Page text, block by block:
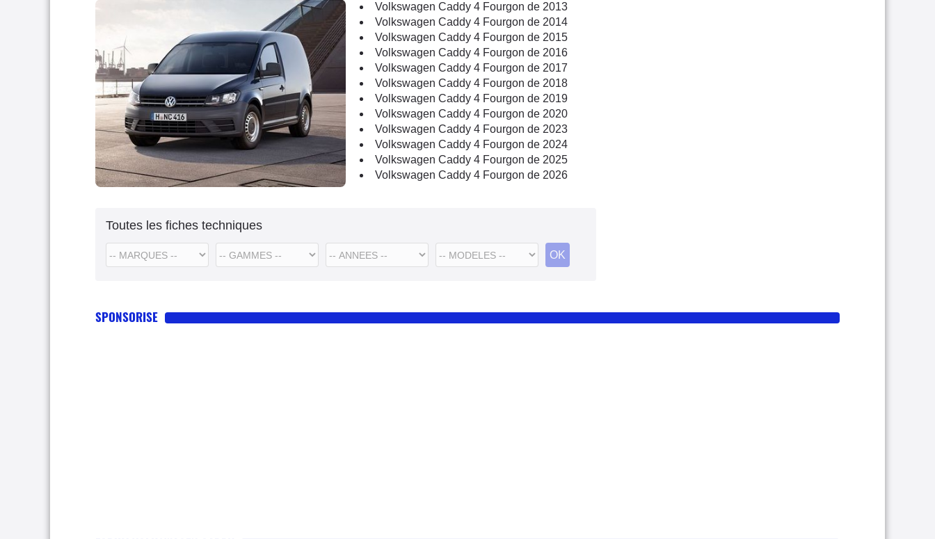
Volkswagen Caddy 4 Fourgon de 2013
Volkswagen Caddy 4 Fourgon de 2014
Volkswagen Caddy 4 Fourgon de 2015
Volkswagen Caddy 4 Fourgon de 2016
Volkswagen Caddy 4 Fourgon de 2017
Volkswagen Caddy 4 Fourgon de 2018
Volkswagen Caddy 4 Fourgon de 2019
Volkswagen Caddy 4 Fourgon de 2020
Volkswagen Caddy 4 Fourgon de 2023
Volkswagen Caddy 4 Fourgon de 2024
Volkswagen Caddy 4 Fourgon de 2025
Volkswagen Caddy 4 Fourgon de 2026
Toutes les fiches techniques
SPONSORISE